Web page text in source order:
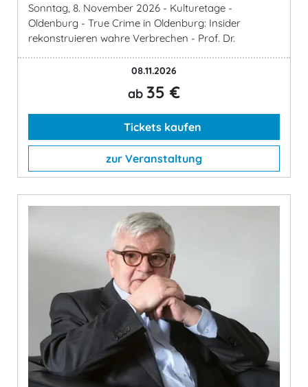
Sonntag, 8. November 2026 - Kulturetage -
Oldenburg - True Crime in Oldenburg: Insider
rekonstruieren wahre Verbrechen - Prof. Dr.
08.11.2026
ab 35 €
Tickets kaufen
zur Veranstaltung